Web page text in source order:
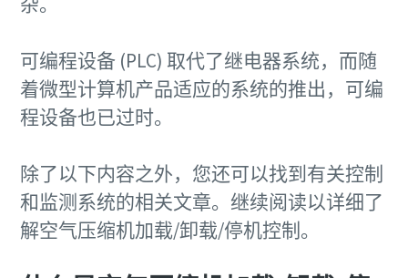
可编程设备 (PLC) 取代了继电器系统，而随
着微型计算机产品适应的系统的推出，可编
程设备也已过时。
除了以下内容之外，您还可以找到有关控制
和监测系统的相关文章。继续阅读以详细了
解空气压缩机加载/卸载/停机控制。